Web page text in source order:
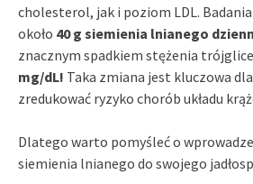
cholesterol, jak i poziom LDL.
około 40 g siemienia lnianego
znacznym spadkiem stężenia
mg/dL! Taka zmiana jest kluczowa
zredukować ryzyko chorób układu
Dlatego warto pomyśleć o
siemienia lnianego do swojego